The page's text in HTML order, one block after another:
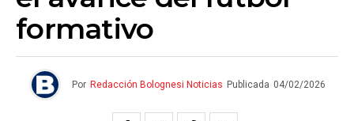
formativo
Por Redacción Bolognesi Noticias Publicada 04/02/2026